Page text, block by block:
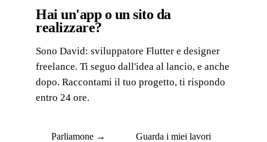
Hai un'app o un sito da
realizzare?
Sono David: sviluppatore Flutter e designer
freelance. Ti seguo dall'idea al lancio, e anche
dopo. Raccontami il tuo progetto, ti rispondo
entro 24 ore.
Parliamone → Guarda i miei lavori